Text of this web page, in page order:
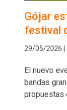
Gójar
festival
29/05/2026 |
El nuevo
bandas
propuestas